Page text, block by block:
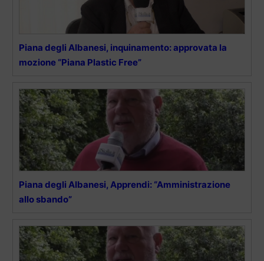
Piana degli Albanesi, inquinamento: approvata la
mozione “Piana Plastic Free”
Piana degli Albanesi, Apprendi: “Amministrazione
allo sbando”